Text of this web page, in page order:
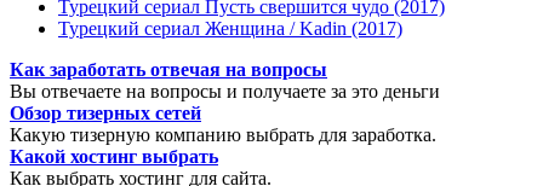
Турецкий сериал Пусть свершится чудо (2017)
Турецкий сериал Женщина / Kadin (2017)
Как заработать отвечая на вопросы
Вы отвечаете на вопросы и получаете за это деньги
Обзор тизерных сетей
Какую тизерную компанию выбрать для заработка.
Какой хостинг выбрать
Как выбрать хостинг для сайта.